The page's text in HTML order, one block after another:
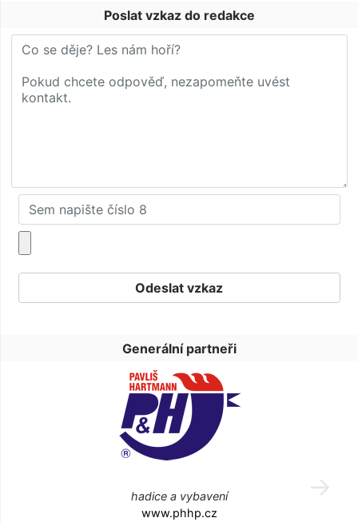
Poslat vzkaz do redakce
Generální partneři
hadice a vybavení
www.phhp.cz